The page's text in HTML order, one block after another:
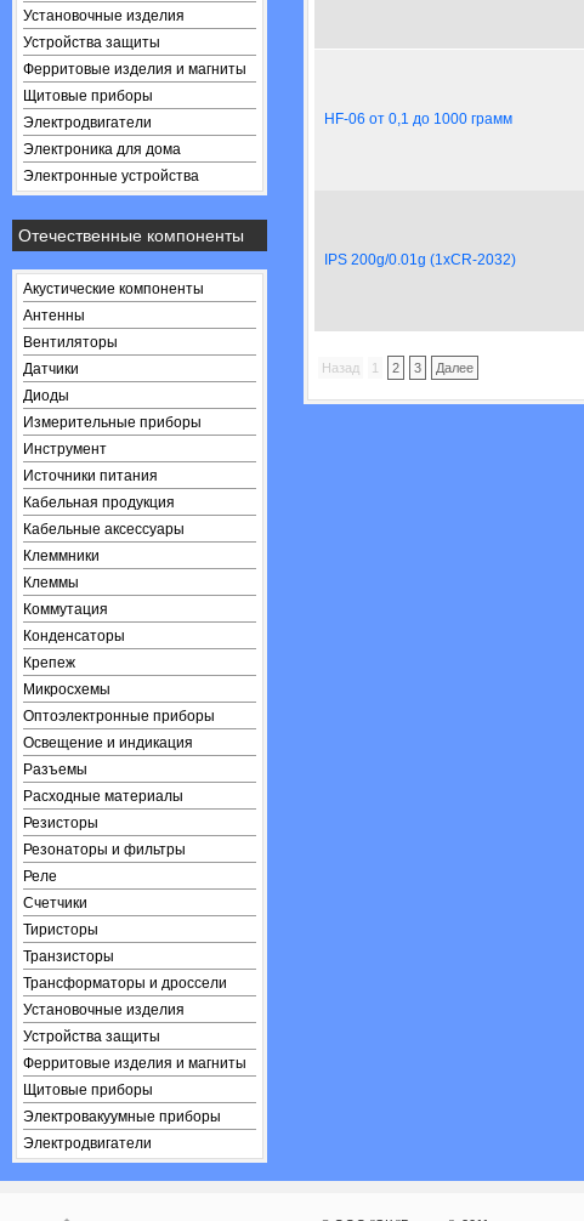
Установочные изделия
Устройства защиты
Ферритовые изделия и магниты
Щитовые приборы
Электродвигатели
Электроника для дома
Электронные устройства
Отечественные компоненты
Акустические компоненты
Антенны
Вентиляторы
Датчики
Диоды
Измерительные приборы
Инструмент
Источники питания
Кабельная продукция
Кабельные аксессуары
Клеммники
Клеммы
Коммутация
Конденсаторы
Крепеж
Микросхемы
Оптоэлектронные приборы
Освещение и индикация
Разъемы
Расходные материалы
Резисторы
Резонаторы и фильтры
Реле
Счетчики
Тиристоры
Транзисторы
Трансформаторы и дроссели
Установочные изделия
Устройства защиты
Ферритовые изделия и магниты
Щитовые приборы
Электровакуумные приборы
Электродвигатели
HF-06 от 0,1 до 1000 грамм
IPS 200g/0.01g (1xCR-2032)
Назад 1 2 3 Далее